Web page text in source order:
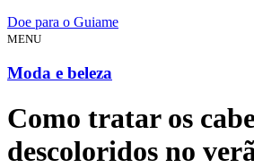
Doe para o Guiame
MENU
Moda e beleza
Como tratar os
descoloridos no